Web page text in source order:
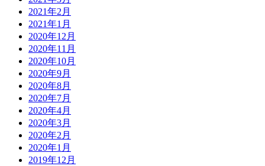
2021年2月
2021年1月
2020年12月
2020年11月
2020年10月
2020年9月
2020年8月
2020年7月
2020年4月
2020年3月
2020年2月
2020年1月
2019年12月